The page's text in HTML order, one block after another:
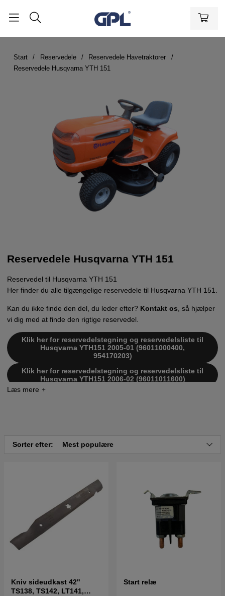
Start Reservedele
Reservedele Havetraktorer
Reservedele Husqvarna YTH 151
Reservedele Husqvarna YTH 151
Reservedel til Husqvarna YTH 151
Her finder du alle tilgængelige reservedele til Husqvarna YTH 151.
Kan du ikke finde den del, du leder efter? Kontakt os , så hjælper
vi dig med at finde den rigtige reservedel.
Klik her for reservedelstegning og reservedelsliste til
Husqvarna YTH151 2005-01 (96011000400,
954170203)
Klik her for reservedelstegning og reservedelsliste til
Husqvarna YTH151 2006-02 (96011011600)
Klik her for reservedelstegning og reservedelsliste til
Klik her for reservedelstegning og reservedelsliste til
Husqvarna YTH151 2004-09 (HEYTH151B) 954170203
Sorter efter: Mest populære
Kniv sideudkast 42"
TS138, TS142, LT141,
Start relæ